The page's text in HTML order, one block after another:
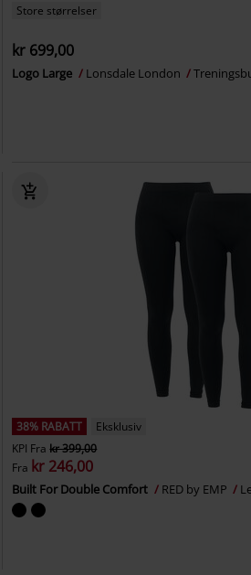
Store størrelser
kr 699,00
Logo Large Lonsdale London
38% RABATT
Eksklusiv
KPI Frakr 399,00
Fra kr 246,00
Built For Double Comfort RED by EMP